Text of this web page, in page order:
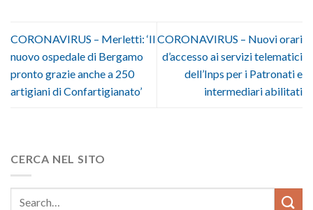
CORONAVIRUS – Merletti: ‘Il
nuovo ospedale di Bergamo
pronto grazie anche a 250
artigiani di Confartigianato’
CORONAVIRUS – Nuovi orari
d’accesso ai servizi telematici
dell’Inps per i Patronati e
intermediari abilitati
CERCA NEL SITO